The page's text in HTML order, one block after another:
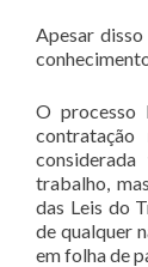
Apesar
O processo
trabalho,
das Leis do
de qualquer
em folha de